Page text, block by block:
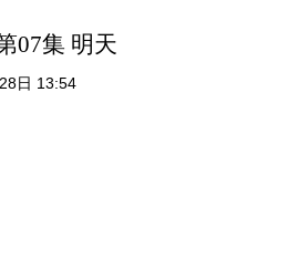
07集 明天
日 13:54